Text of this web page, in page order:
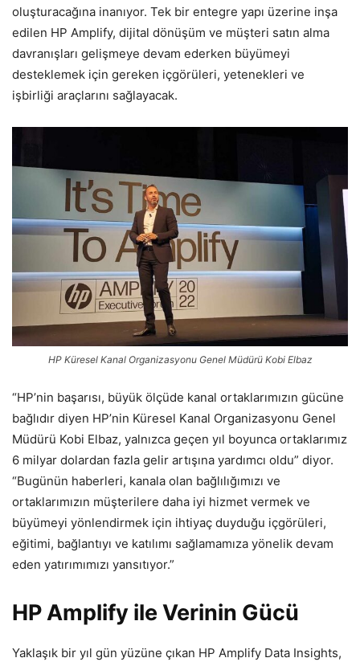
oluşturacağına inanıyor. Tek bir entegre yapı üzerine inşa
edilen HP Amplify, dijital dönüşüm ve müşteri satın alma
davranışları gelişmeye devam ederken büyümeyi
desteklemek için gereken içgörüleri, yetenekleri ve
işbirliği araçlarını sağlayacak.
HP Küresel Kanal Organizasyonu Genel Müdürü Kobi Elbaz
“HP’nin başarısı, büyük ölçüde kanal ortaklarımızın gücüne
bağlıdır diyen HP’nin Küresel Kanal Organizasyonu Genel
Müdürü Kobi Elbaz, yalnızca geçen yıl boyunca ortaklarımız
6 milyar dolardan fazla gelir artışına yardımcı oldu” diyor.
“Bugünün haberleri, kanala olan bağlılığımızı ve
ortaklarımızın müşterilere daha iyi hizmet vermek ve
büyümeyi yönlendirmek için ihtiyaç duyduğu içgörüleri,
eğitimi, bağlantıyı ve katılımı sağlamamıza yönelik devam
eden yatırımımızı yansıtıyor.”
HP Amplify ile Verinin Gücü
Yaklaşık bir yıl gün yüzüne çıkan HP Amplify Data Insights,